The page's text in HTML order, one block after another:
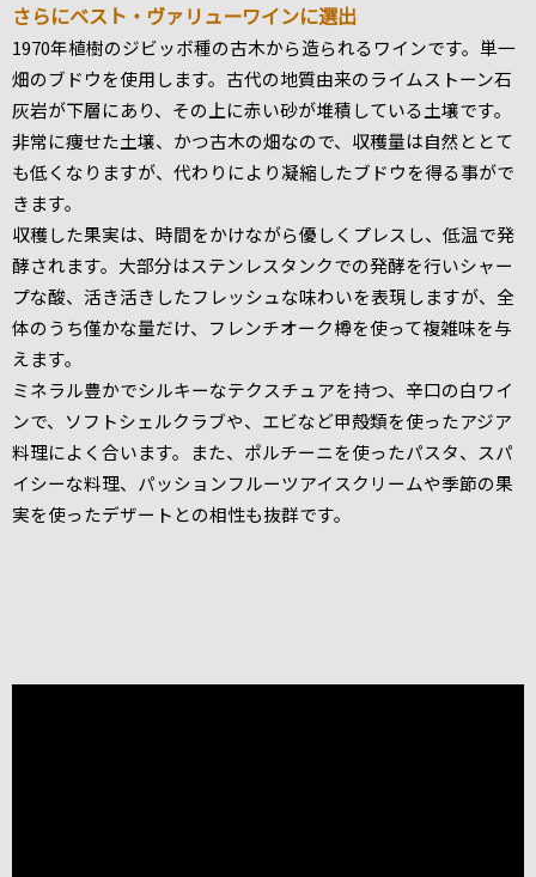
さらにベスト・ヴァリューワインに選出
1970年植樹のジビッボ種の古木から造られるワインです。単一
畑のブドウを使用します。古代の地質由来のライムストーン石
灰岩が下層にあり、その上に赤い砂が堆積している土壌です。
非常に痩せた土壌、かつ古木の畑なので、収穫量は自然ととて
も低くなりますが、代わりにより凝縮したブドウを得る事がで
きます。
収穫した果実は、時間をかけながら優しくプレスし、低温で発
酵されます。大部分はステンレスタンクでの発酵を行いシャー
プな酸、活き活きしたフレッシュな味わいを表現しますが、全
体のうち僅かな量だけ、フレンチオーク樽を使って複雑味を与
えます。
ミネラル豊かでシルキーなテクスチュアを持つ、辛口の白ワイ
ンで、ソフトシェルクラブや、エビなど甲殻類を使ったアジア
料理によく合います。また、ポルチーニを使ったパスタ、スパ
イシーな料理、パッションフルーツアイスクリームや季節の果
実を使ったデザートとの相性も抜群です。